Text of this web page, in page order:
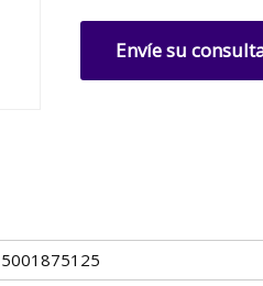
Envíe su
5001875125